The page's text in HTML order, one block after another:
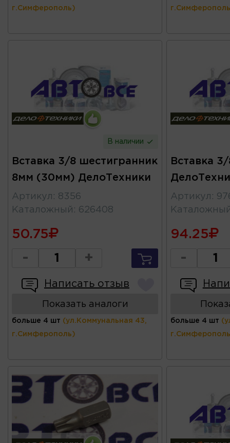
г.Симферополь)
В наличии
Вставка 3/8 шестигранник
8мм (30мм) ДелоТехники
Артикул : 8356
Каталожный : 626408
50.75
- +
Написать отзыв
Показать аналоги
больше 4 шт (ул.Коммунальная 43,
г.Симферополь)
Вставка
Артикул :
94.25
-
больше 4 шт